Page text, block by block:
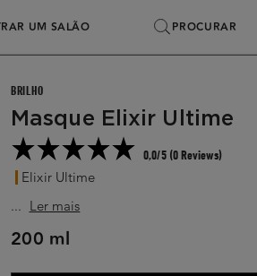
SEARCH
PROCURAR
UM SALÃO
BRILHO
Masque Elixir Ultime
0,0/5 (0 Reviews)
Elixir Ultime
... Ler mais
200 ml